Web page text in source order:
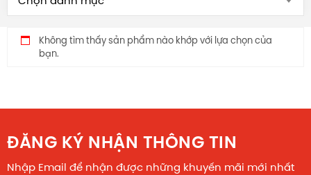
Không tìm thấy sản phẩm nào khớp với lựa chọn của
bạn.
ĐĂNG KÝ NHẬN THÔNG TIN
Nhập Email để nhận được những khuyến mãi mới nhất